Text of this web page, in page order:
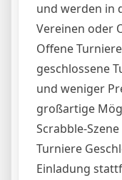
und werden in
Vereinen oder
Offene
geschlossene
und weniger
großartige
Scrabble-
Turniere
Einladung